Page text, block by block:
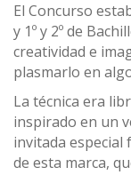
El Concurso
y 1º y 2º de
creatividad e
plasmarlo en
La técnica era
inspirado en un
invitada especial
de esta marca,